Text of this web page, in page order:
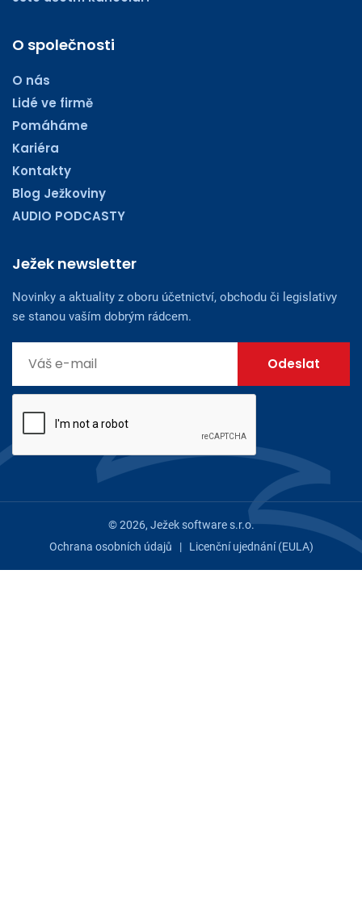
O společnosti
O nás
Lidé ve firmě
Pomáháme
Kariéra
Kontakty
Blog Ježkoviny
AUDIO PODCASTY
Ježek newsletter
Novinky a aktuality z oboru účetnictví, obchodu či legislativy
se stanou vaším dobrým rádcem.
© 2026, Ježek software s.r.o.
Ochrana osobních údajů | Licenční ujednání (EULA)